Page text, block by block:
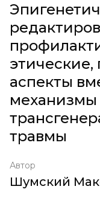
аспекты
механизмы
травмы
Автор
Шумский